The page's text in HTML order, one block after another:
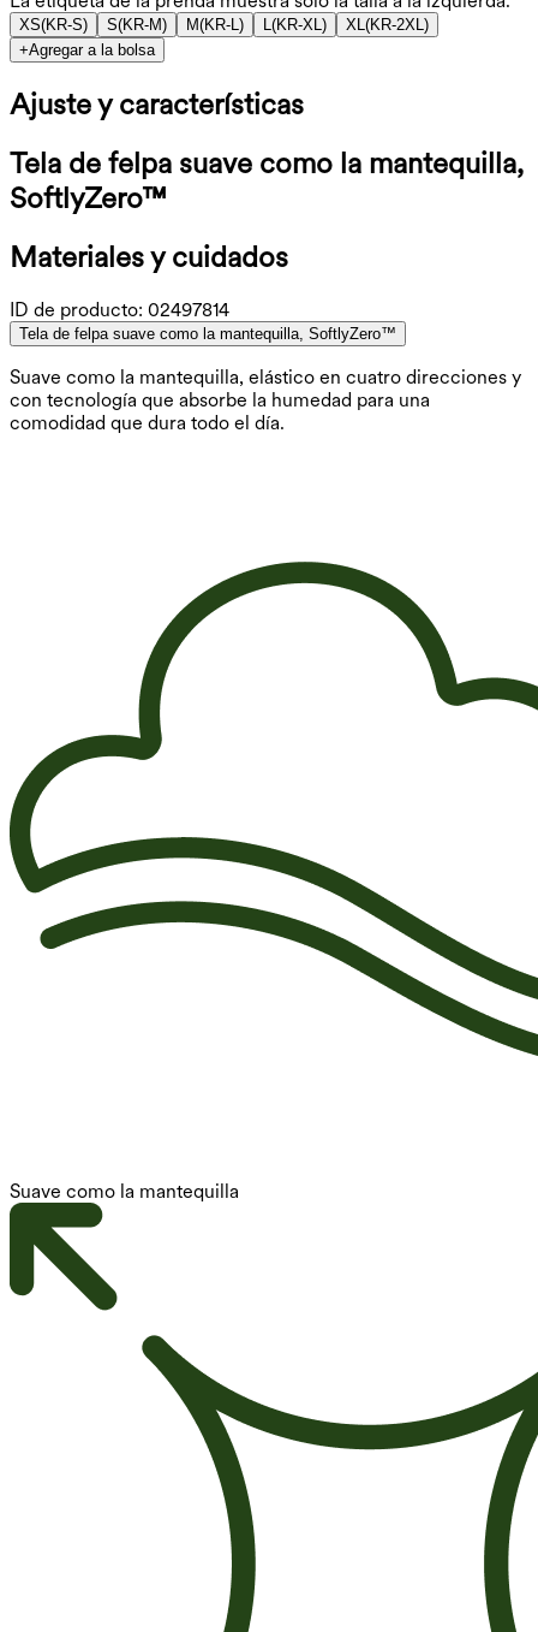
XS(KR-S) S(KR-M) M(KR-L) L(KR-XL) XL(KR-2XL)
+Agregar a la bolsa
Ajuste y características
Tela de felpa suave como la mantequilla,
SoftlyZero™
Materiales y cuidados
ID de producto: 02497814
Tela de felpa suave como la mantequilla, SoftlyZero™
Suave como la mantequilla, elástico en cuatro direcciones y
con tecnología que absorbe la humedad para una
comodidad que dura todo el día.
Suave como la mantequilla